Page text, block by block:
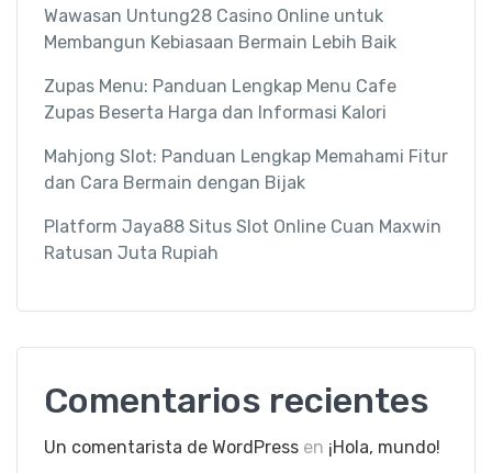
Wawasan Untung28 Casino Online untuk
Membangun Kebiasaan Bermain Lebih Baik
Zupas Menu: Panduan Lengkap Menu Cafe
Zupas Beserta Harga dan Informasi Kalori
Mahjong Slot: Panduan Lengkap Memahami Fitur
dan Cara Bermain dengan Bijak
Platform Jaya88 Situs Slot Online Cuan Maxwin
Ratusan Juta Rupiah
Comentarios recientes
Un comentarista de WordPress en ¡Hola, mundo!